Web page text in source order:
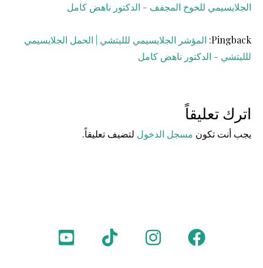
الجلايسيمي للخوخ المجفف - الدكتور ناهض كامل
Pingback: المؤشر الجلايسيمي للليتشي | الحمل الجلايسيمي
للليتشي - الدكتور ناهض كامل
اترك تعليقاً
يجب أنت تكون مسجل الدخول لتضيف تعليقاً.